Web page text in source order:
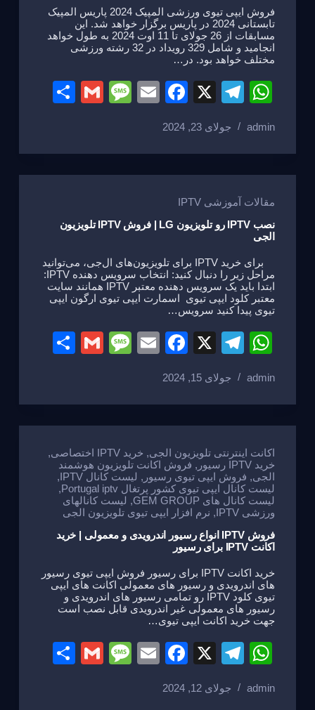
فروش ایپی تیوی ورزشی المپیک 2024 پاریس المپیک
تابستانی 2024 در پاریس برگزار خواهد شد. این
مسابقات از 26 جولای تا 11 اوت 2024 به طول خواهد
انجامید و شامل 329 رویداد در 32 رشته ورزشی
مختلف خواهد بود. در…
W
at
s
A
p
p
T
e
gr
a
m
X
F
c
e
b
o
E
M
a
g
G
e
admin جولای 23, 2024
مقالات آموزشی IPTV
نصب IPTV رو تلویزیون LG | فروش IPTV تلویزیون
الجی
برای خرید IPTV برای تلویزیون‌های ال‌جی، می‌توانید
مراحل زیر را دنبال کنید: انتخاب سرویس دهنده IPTV:
ابتدا باید یک سرویس دهنده معتبر IPTV همانند سایت
معتبر کلود ایپی تیوی اسمارت ایپی تیوی ارگون ایپی
تیوی پیدا کنید سرویس…
W
at
s
A
p
p
T
e
gr
a
m
X
F
c
e
b
o
o
k
E
M
a
g
e
G
e
admin جولای 15, 2024
اکانت اینترنتی تلویزیون الجی, خرید IPTV اختصاصی
,
خرید IPTV رسیور
, فروش اکانت تلویزیون هوشمند
الجی, فروش ایپی تیوی رسیور , لیست کانال IPTV
,
لیست کانال ایپی تیوی کشور پرتغال Portugal iptv
,
لیست کانال های GEM GROUP
, لیست کانالهای
ورزشی IPTV
, نرم افزار ایپی تیوی تلویزیون الجی
فروش IPTV انواع رسیور اندرویدی و معمولی | خرید
اکانت IPTV برای رسیور
خرید اکانت IPTV برای رسیور فروش ایپی تیوی رسیور
های اندرویدی و رسیور های معمولی اکانت های ایپی
تیوی کلود IPTV رو تمامی رسیور های اندرویدی و
رسیور های معمولی غیر اندرویدی قابل نصب است
جهت خرید اکانت ایپی تیوی…
W
at
T
e
X
F
c
E
M
G
admin جولای 12, 2024